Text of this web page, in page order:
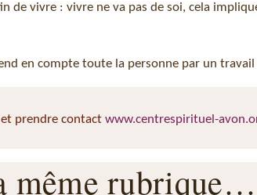
de vivre : vivre ne va pas de soi, cela
en compte toute la personne par un
prendre contact www.centrespirituel-
même rubrique…